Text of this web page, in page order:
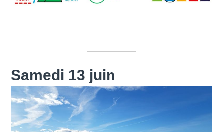
Samedi 13 juin